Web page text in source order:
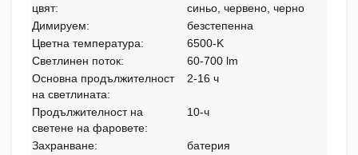
цвят:
синьо, червено, черно
Димируем:
безстепенна
Цветна температура:
6500-K
Светлинен поток:
60-700 lm
Основна продължителност
на светлината:
2-16 ч
Продължителност на
светене на фаровете:
10-ч
Захранване:
батерия